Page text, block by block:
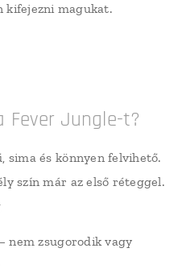
kifejezni magukat.
Fever Jungle-t?
sima és könnyen felvihető.
szín már az első réteggel.
nem zsugorodik vagy